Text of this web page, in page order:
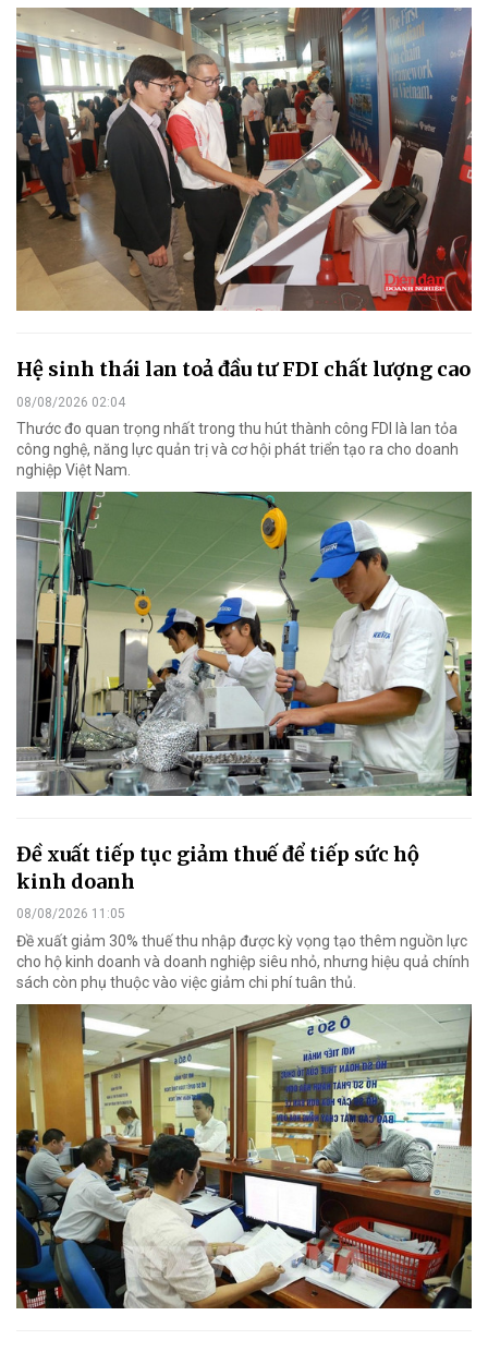
Hệ sinh thái lan toả đầu tư FDI chất lượng cao
08/08/2026 02:04
Thước đo quan trọng nhất trong thu hút thành công FDI là lan tỏa
công nghệ, năng lực quản trị và cơ hội phát triển tạo ra cho doanh
nghiệp Việt Nam.
Đề xuất tiếp tục giảm thuế để tiếp sức hộ
kinh doanh
08/08/2026 11:05
Đề xuất giảm 30% thuế thu nhập được kỳ vọng tạo thêm nguồn lực
cho hộ kinh doanh và doanh nghiệp siêu nhỏ, nhưng hiệu quả chính
sách còn phụ thuộc vào việc giảm chi phí tuân thủ.